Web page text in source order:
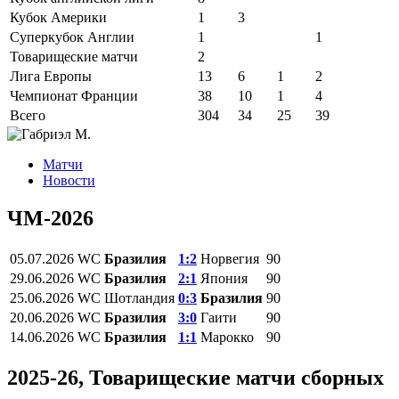
Кубок Америки
1
3
Суперкубок Англии
1
1
Товарищеские матчи
2
Лига Европы
13 6 1
2
Чемпионат Франции
38 10 1
4
Всего
304 34 25 39
Матчи
Новости
ЧМ-2026
05.07.2026 WC Бразилия 1:2 Норвегия 90
29.06.2026 WC Бразилия 2:1 Япония
90
25.06.2026 WC Шотландия 0:3 Бразилия 90
20.06.2026 WC Бразилия 3:0 Гаити
90
14.06.2026 WC Бразилия 1:1 Марокко 90
2025-26, Товарищеские матчи сборных